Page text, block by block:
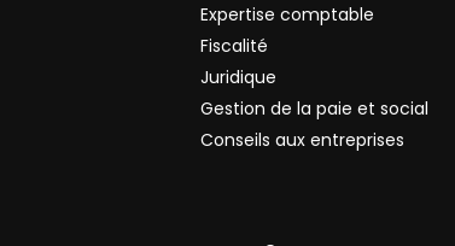
Expertise comptable
Fiscalité
Juridique
Gestion de la paie et social
Conseils aux entreprises